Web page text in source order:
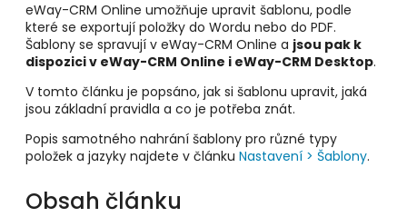
eWay-CRM Online umožňuje upravit šablonu, podle
které se exportují položky do Wordu nebo do PDF.
Šablony se spravují v eWay-CRM Online a jsou pak k
dispozici v eWay-CRM Online i eWay-CRM Desktop.
V tomto článku je popsáno, jak si šablonu upravit, jaká
jsou základní pravidla a co je potřeba znát.
Popis samotného nahrání šablony pro různé typy
položek a jazyky najdete v článku Nastavení > Šablony.
Obsah článku